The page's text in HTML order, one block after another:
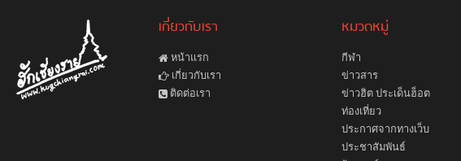
เกี่ยวกับเรา
หน้าแรก
เกี่ยวกับเรา
ติดต่อเรา
หมวดหมู่
กีฬา
ข่าวสาร
ข่าวฮิต ประเด็นฮ็อต
ท่องเที่ยว
ประกาศจากทางเว็บ
ประชาสัมพันธ์